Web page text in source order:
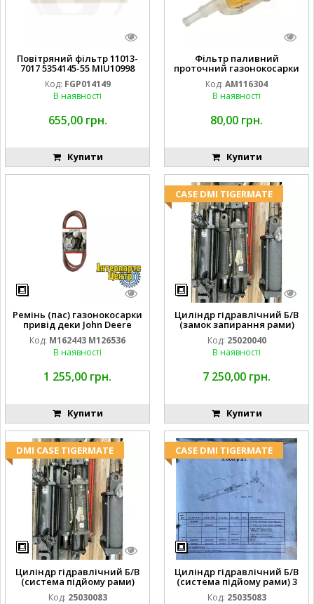
Повітряний фільтр 11013-
7017 5354145-55 MIU10998
Код: FGP014149
В наявності
655,00 грн.
Купити
Фільтр паливний
проточний газонокосарки
JOHN DEERE AM116304
GY20709
Код: AM116304
В наявності
80,00 грн.
Купити
Ремінь (пас) газонокосарки
привід деки John Deere
M162443 M126536
Код: M162443 M126536
В наявності
1 255,00 грн.
Купити
CASE DMI TIGERMATE
Циліндр гідравлічний Б/В
(замок запирання рами)
2''X4'' 25320040
Код: 25020040
В наявності
7 250,00 грн.
Купити
DMI CASE TIGERMATE
Циліндр гідравлічний Б/В
(система підйому рами)
3X8 87423768
Код: 25030083
CASE DMI TIGERMATE
Циліндр гідравлічний Б/В
(система підйому рами) 3
1/2 84255910
Код: 25035083